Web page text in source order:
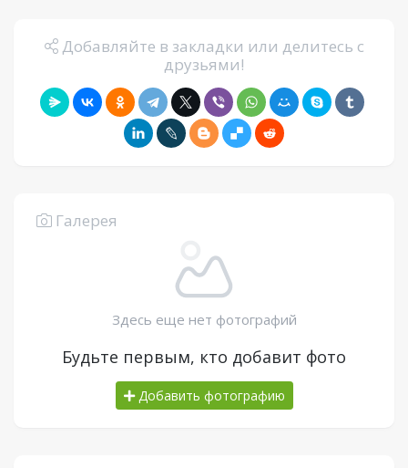
Добавляйте в закладки или делитесь с
друзьями!
Галерея
Здесь еще нет фотографий
Будьте первым, кто добавит фото
Добавить фотографию